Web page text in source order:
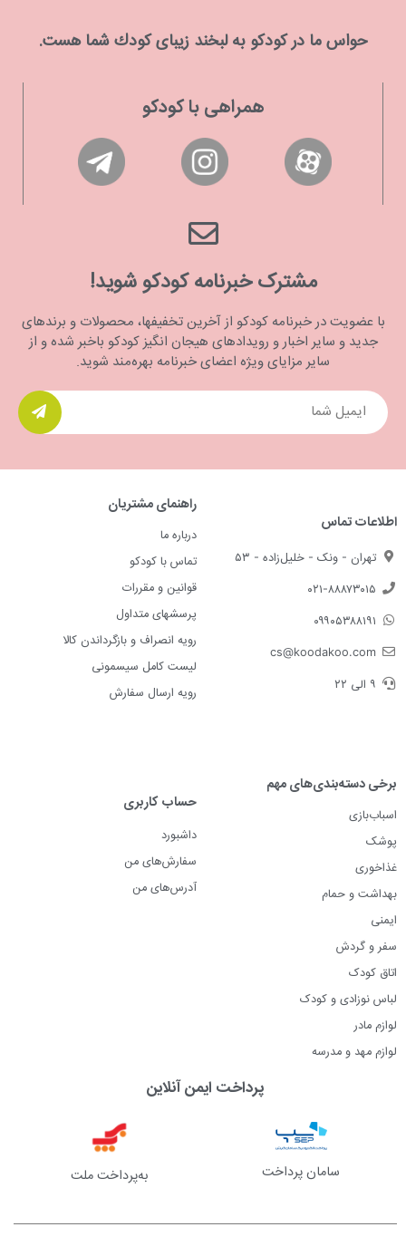
حواس ما در كودكو به لبخند زیبای كودك شما هست.
همراهی با کودکو
مشترک خبرنامه کودکو شوید!
با عضویت در خبرنامه کودکو از آخرین تخفیفها، محصولات و برندهای
جدید و سایر اخبار و رویدادهای هیجان انگیز کودکو باخبر شده و از
سایر مزایای ویژه اعضای خبرنامه بهره‌مند شوید.
اطلاعات تماس
تهران - ونک - خلیل‌زاده - ۵۳
۰۲۱-۸۸۸۷۳۰۱۵
۰۹۹۰۵۳۸۸۱۹۱
cs@koodakoo.com
۹ الی ۲۲
راهنمای مشتریان
درباره ما
تماس با کودکو
قوانین و مقررات
پرسشهای متداول
رویه انصراف و بازگرداندن کالا
لیست کامل سیسمونی
رویه ارسال سفارش
برخی دسته‌بندی‌های مهم
اسباب‌بازی
پوشک
غذاخوری
بهداشت و حمام
ایمنی
سفر و گردش
اتاق کودک
لباس نوزادی و کودک
لوازم مادر
لوازم مهد و مدرسه
حساب کاربری
داشبورد
سفارش‌های من
آدرس‌های من
پرداخت ایمن آنلاین
سامان پرداخت به‌پرداخت ملت